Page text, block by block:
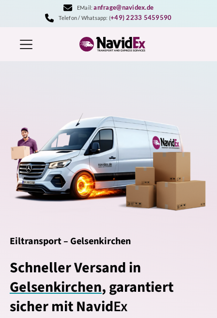
EMail:anfrage@navidex.de
Telefon / Whatsapp: (+49) 2233 5459590
Eiltransport – Gelsenkirchen
Schneller Versand in
Gelsenkirchen, garantiert
sicher mit NavidEx